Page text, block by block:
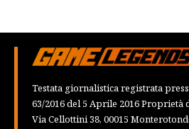
Testata giornalistica registrata
63/2016 del 5 Aprile 2016 Proprietà
Via Cellottini 38, 00015